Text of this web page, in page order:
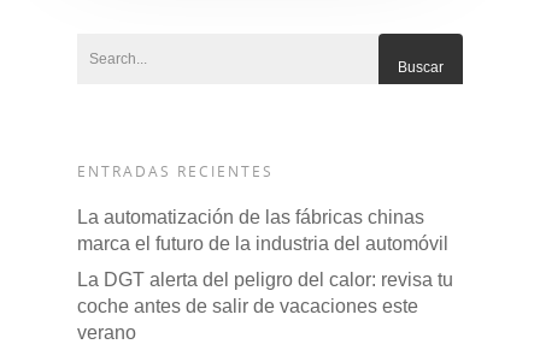
ENTRADAS RECIENTES
La automatización de las fábricas chinas
marca el futuro de la industria del automóvil
La DGT alerta del peligro del calor: revisa tu
coche antes de salir de vacaciones este
verano